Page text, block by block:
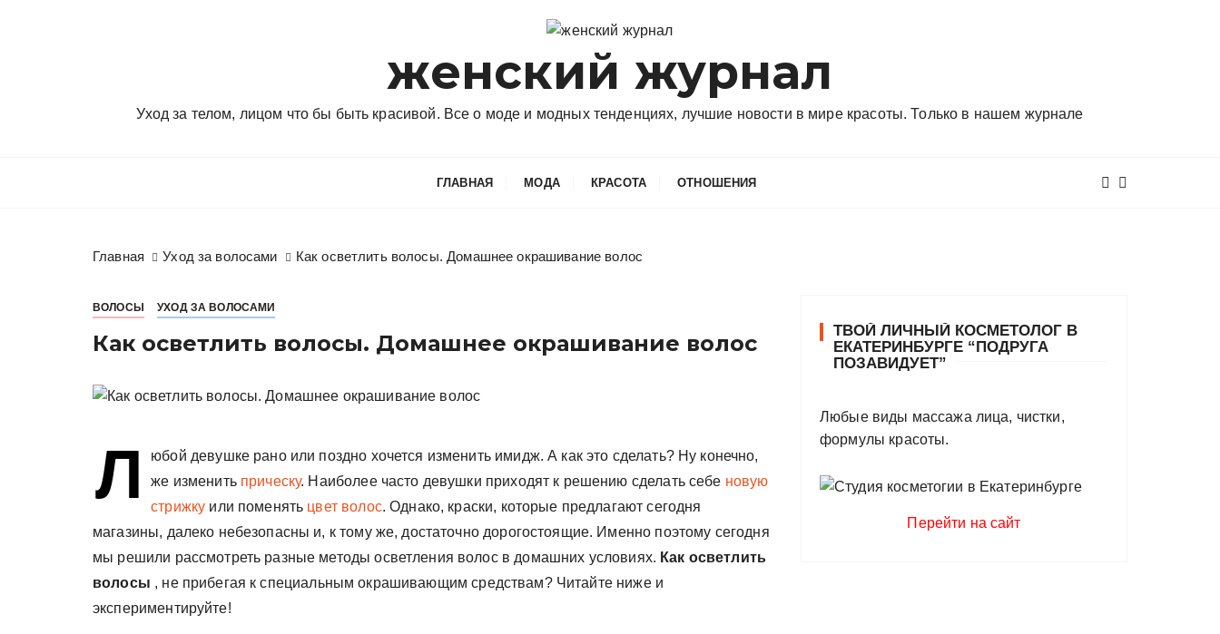
женский журнал
Уход за телом, лицом что бы быть красивой. Все о моде и модных тенденциях, лучшие новости в мире красоты. Только в нашем журнале
ГЛАВНАЯ МОДА КРАСОТА ОТНОШЕНИЯ
Главная Уход за волосами Как осветлить волосы. Домашнее окрашивание волос
ВОЛОСЫ УХОД ЗА ВОЛОСАМИ
Как осветлить волосы. Домашнее окрашивание волос
Л
юбой девушке рано или поздно хочется изменить имидж. А как это сделать? Ну конечно,
же изменитьприческу. Наиболее часто девушки приходят к решению сделать себе новую
стрижку или поменять цвет волос. Однако, краски, которые предлагают сегодня
магазины, далеко небезопасны и, к тому же, достаточно дорогостоящие. Именно поэтому сегодня
мы решили рассмотреть разные методы осветления волос в домашних условиях. Как осветлить
волосы , не прибегая к специальным окрашивающим средствам? Читайте ниже и
экспериментируйте!
ТВОЙ ЛИЧНЫЙ КОСМЕТОЛОГ В
ЕКАТЕРИНБУРГЕ “ПОДРУГА
ПОЗАВИДУЕТ”
Любые виды массажа лица, чистки,
формулы красоты.
Перейти на сайт